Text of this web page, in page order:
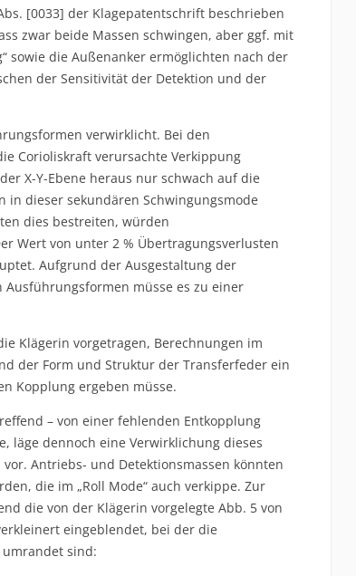
[0033] der Klagepatentschrift beschrieben
zwar beide Massen schwingen, aber ggf. mit
sowie die Außenanker ermöglichten nach der
der Sensitivität der Detektion und der
verwirklicht. Bei den
Corioliskraft verursachte Verkippung
X-Y-Ebene heraus nur schwach auf die
in dieser sekundären Schwingungsmode
dies bestreiten, würden
Wert von unter 2 % Übertragungsverlusten
Aufgrund der Ausgestaltung der
müsse es zu einer
Klägerin vorgetragen, Berechnungen im
der Form und Struktur der Transferfeder ein
Kopplung ergeben müsse.
– von einer fehlenden Entkopplung
läge dennoch eine Verwirklichung dieses
Antriebs- und Detektionsmassen könnten
die im „Roll Mode“ auch verkippe. Zur
die von der Klägerin vorgelegte Abb. 5 von
eingeblendet, bei der die
sind: